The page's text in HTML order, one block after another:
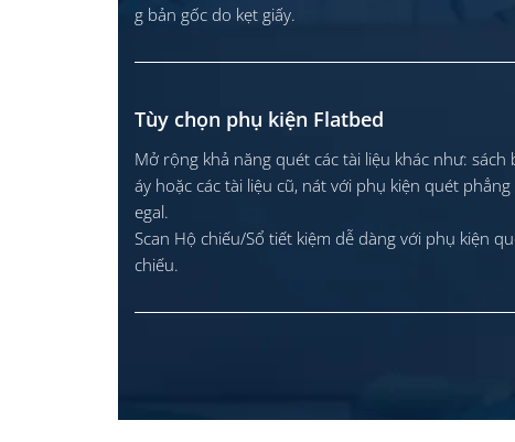
g bản gốc do kẹt giấy.
Tùy chọn phụ kiện Flatbed
Mở rộng khả năng quét các tài liệu khác như: sách
áy hoặc các tài liệu cũ, nát với phụ kiện quét phẳng
egal.
Scan Hộ chiếu/Sổ tiết kiệm dễ dàng với phụ kiện
chiếu.